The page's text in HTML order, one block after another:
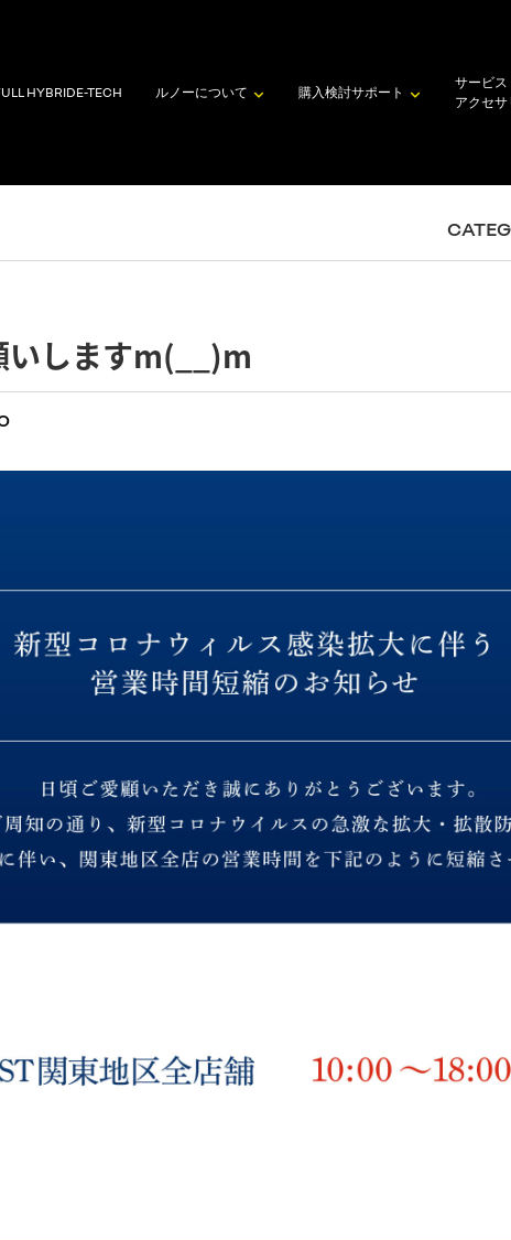
HYBRIDE-TECH ルノーについて 購入検討サポート
サービス
アクセサ
いしますm(__)m